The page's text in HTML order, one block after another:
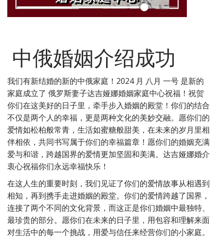
中俄婚姻介绍成功
我们有新结婚的新的中俄家庭！2024 月 八月 一号 是新的
家庭成立了 俄罗斯妻子达吉娅娜婚姻家庭中心祝福！祝贺
你们在这美好的日子里，牵手步入婚姻的殿堂！你们的结合
不仅是两个人的幸福，更是两种文化的美妙交融。愿你们的
爱情如松柏般常青，生活如蜜糖般甜美，在未来的岁月里相
伴相依，共同书写属于你们的幸福篇章！愿你们的婚姻充满
爱与和谐，跨越国界的爱情更加坚固和美满。达吉娅娜婚介
衷心祝福你们永远幸福快乐！
在这人生的重要时刻，我们见证了你们的爱情故事从相遇到
相知，再到携手走进婚姻的殿堂。你们的爱情跨越了国界，
连接了两个不同的文化背景，而这正是你们婚姻中最独特、
最珍贵的部分。愿你们在未来的日子里，用包容和理解来面
对生活中的每一个挑战，用爱与信任来经营你们的小家庭。